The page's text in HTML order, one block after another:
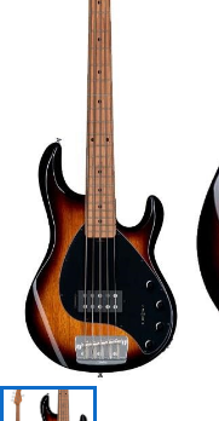
ドラム
キーボード
管楽器
アンプ
DJ機器